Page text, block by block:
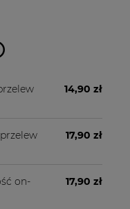
płatności
14,90 zł
17,90 zł
on-
17,90 zł